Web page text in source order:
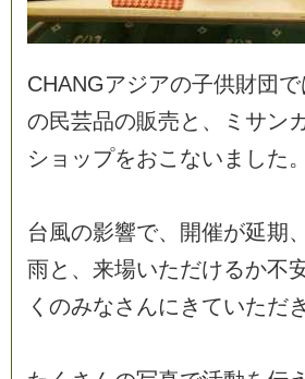
CHANGアジアの子供財団で
の民芸品の販売と 、 ミ サン
シ ョ ップをおこ ない ま した。
台風の影響で、 開催が延期 、
雨と 、 来場いただけるか不
く のみなさ んに き ていただき